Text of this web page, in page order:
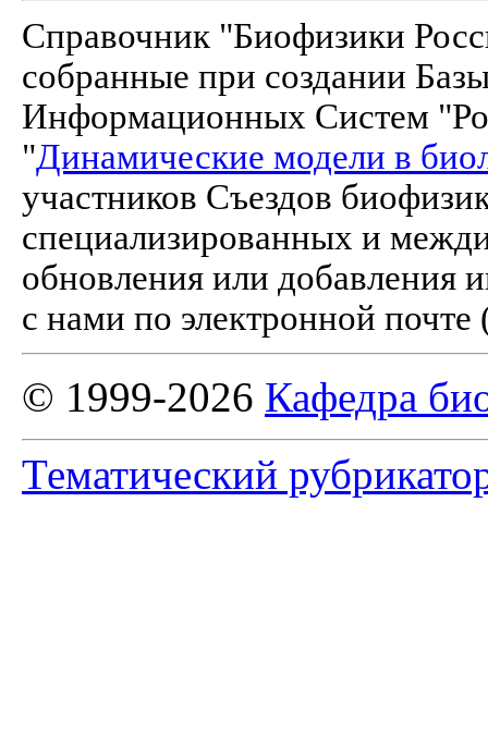
Справочник "Биофизики
собранные при создании
Информационных Систем
"Динамические модели в
участников Съездов
специализированных и
обновления или добавления
с нами по электронной почте
© 1999-2026 Кафедра
Тематический